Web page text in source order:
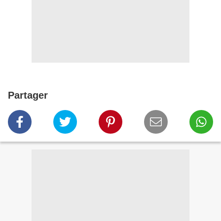
Partager